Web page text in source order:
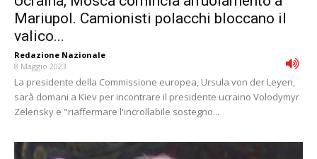
Mariupol. Camionisti polacchi bloccano il
valico...
Redazione Nazionale -
8 Maggio 2023
La presidente della Commissione europea, Ursula von der Leyen,
sarà domani a Kiev per incontrare il presidente ucraino Volodymyr
Zelensky e "riaffermare l'incrollabile sostegno...